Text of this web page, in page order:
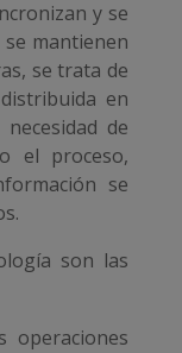
y se
mantienen
se trata de
en
de
el proceso,
se
son las
operaciones